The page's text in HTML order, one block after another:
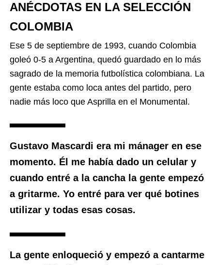
ANÉCDOTAS EN LA SELECCIÓN
COLOMBIA
Ese 5 de septiembre de 1993, cuando Colombia
goleó 0-5 a Argentina, quedó guardado en lo más
sagrado de la memoria futbolística colombiana. La
gente estaba como loca antes del partido, pero
nadie más loco que Asprilla en el Monumental.
Gustavo Mascardi era mi mánager en ese
momento. Él me había dado un celular y
cuando entré a la cancha la gente empezó
a gritarme. Yo entré para ver qué botines
utilizar y todas esas cosas.
La gente enloqueció y empezó a cantarme